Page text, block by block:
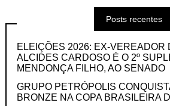
Posts recentes
ELEIÇÕES 2026: EX-VEREADOR
ALCIDES CARDOSO É O 2º
MENDONÇA FILHO, AO SENADO
GRUPO PETRÓPOLIS
BRONZE NA COPA BRASILEIRA